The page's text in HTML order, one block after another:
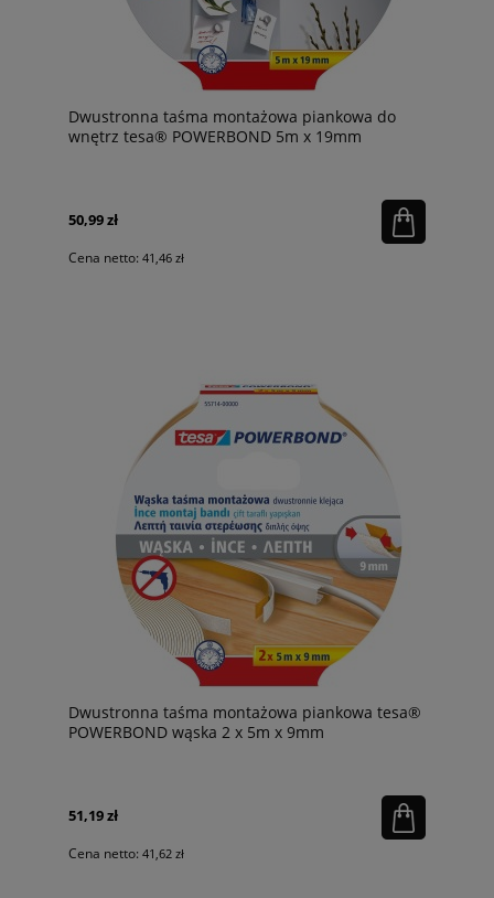
Dwustronna taśma montażowa piankowa do
wnętrz tesa® POWERBOND 5m x 19mm
50,99 zł
Cena netto: 41,46 zł
Dwustronna taśma montażowa piankowa tesa®
POWERBOND wąska 2 x 5m x 9mm
51,19 zł
Cena netto: 41,62 zł